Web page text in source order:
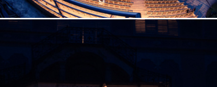
Zobrazit